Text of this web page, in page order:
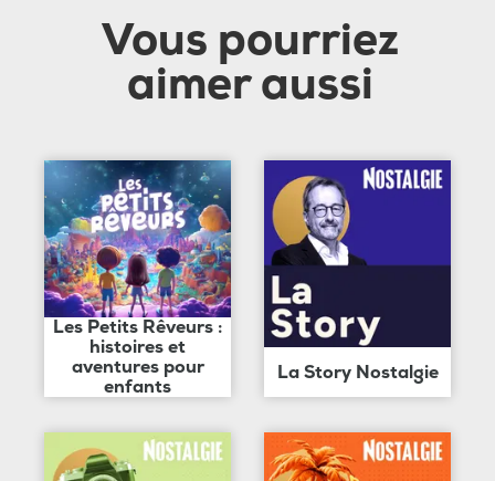
Vous pourriez
aimer aussi
Les Petits Rêveurs :
histoires et
aventures pour
enfants
La Story Nostalgie